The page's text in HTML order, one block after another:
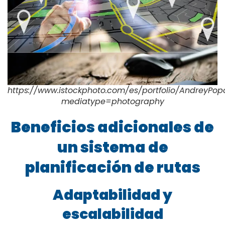
https://www.istockphoto.com/es/portfolio/
mediatype=photography
Beneficios adicionales de
un sistema de
planificación de rutas
Adaptabilidad y
escalabilidad